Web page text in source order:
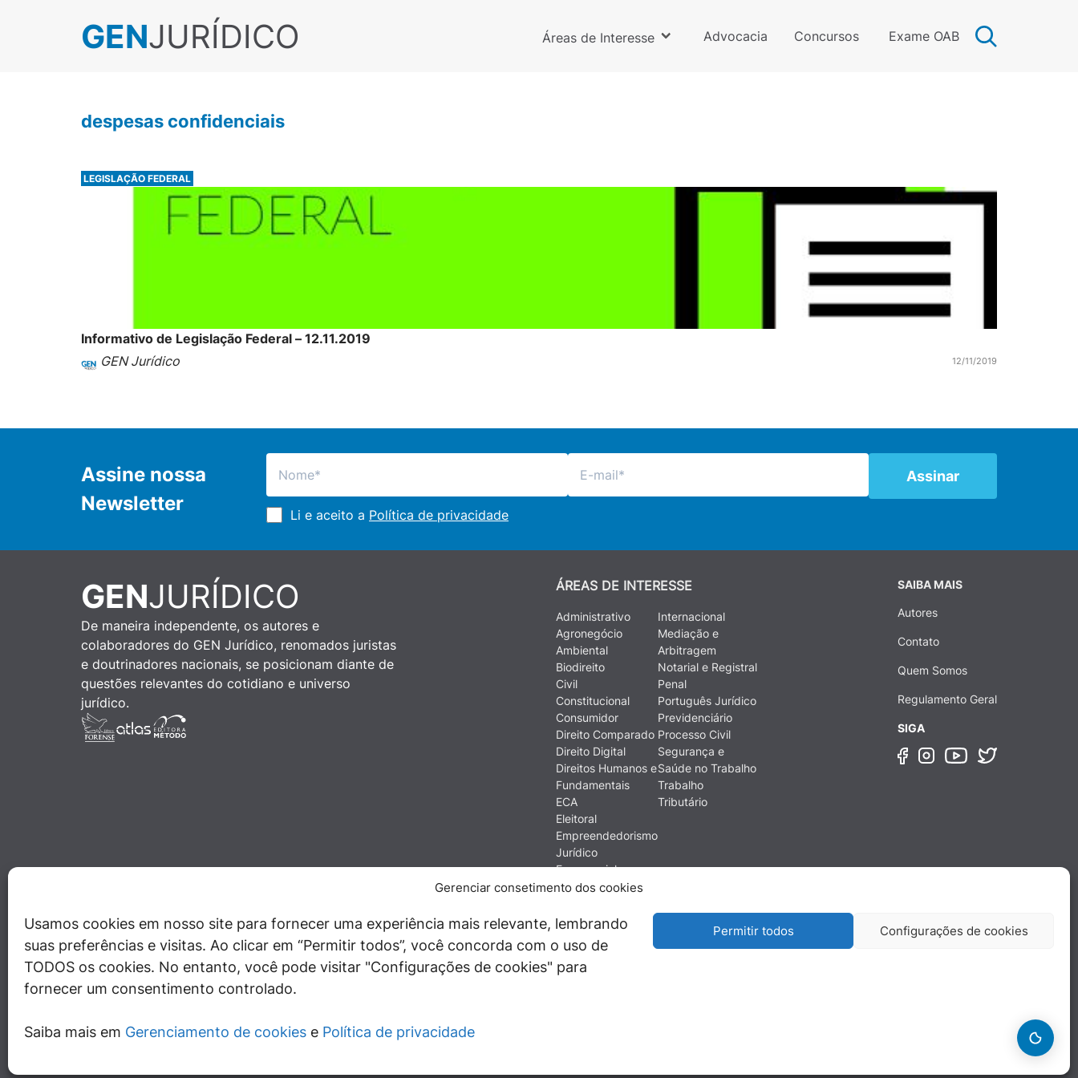
Gerenciar consetimento dos cookies
Usamos cookies em nosso site para fornecer uma experiência mais relevante, lembrando
suas preferências e visitas. Ao clicar em “Permitir todos”, você concorda com o uso de
TODOS os cookies. No entanto, você pode visitar "Configurações de cookies" para
fornecer um consentimento controlado.
Saiba mais em Gerenciamento de cookies e Política de privacidade
Permitir todos Configurações de cookies
GENJURÍDICO Áreas de Interesse Advocacia Concursos Exame OAB
despesas confidenciais
LEGISLAÇÃO FEDERAL
Informativo de Legislação Federal – 12.11.2019
GEN Jurídico
12/11/2019
Assine nossa
Newsletter
Li e aceito a Política de privacidade
GENJURÍDICO
De maneira independente, os autores e
colaboradores do GEN Jurídico, renomados juristas
e doutrinadores nacionais, se posicionam diante de
questões relevantes do cotidiano e universo
jurídico.
ÁREAS DE INTERESSE
Administrativo
Agronegócio
Ambiental
Biodireito
Civil
Constitucional
Consumidor
Direito Comparado
Direito Digital
Direitos Humanos e
Fundamentais
ECA
Eleitoral
Empreendedorismo
Jurídico
Empresarial
Ética
Financeiro e
História do Direito
Imobiliário
Internacional
Mediação e
Arbitragem
Notarial e Registral
Penal
Português Jurídico
Previdenciário
Processo Civil
Segurança e
Saúde no Trabalho
Trabalho
Tributário
SAIBA MAIS
Autores
Contato
Quem Somos
Regulamento Geral
SIGA